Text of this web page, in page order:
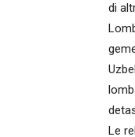
di
Le